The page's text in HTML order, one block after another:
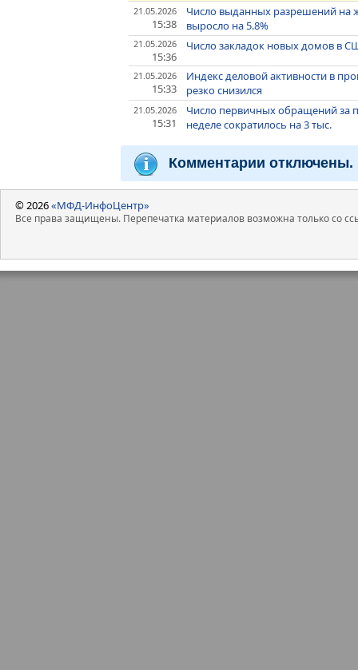
21.05.2026
15:38
Число выданных разрешений на
выросло на 5.8%
21.05.2026
15:36
Число закладок новых домов в
21.05.2026
15:33
Индекс деловой активности в
резко снизился
21.05.2026
15:31
Число первичных обращений за
неделе сократилось на 3 тыс.
Комментарии отключены.
© 2026«МФД-ИнфоЦентр»
Все права защищены. Перепечатка материалов возможна только со